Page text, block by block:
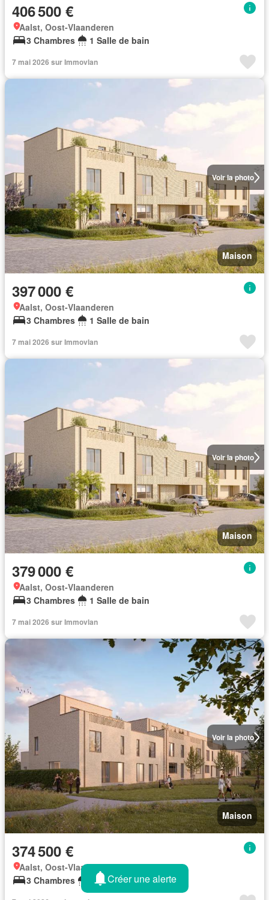
406 500 €
Aalst, Oost-Vlaanderen
3 Chambres
1 Salle de bain
7 mai 2026 sur Immovlan
Voir la photo
Maison
397 000 €
Aalst, Oost-Vlaanderen
3 Chambres
1 Salle de bain
7 mai 2026 sur Immovlan
Voir la photo
Maison
379 000 €
Aalst, Oost-Vlaanderen
3 Chambres
1 Salle de bain
7 mai 2026 sur Immovlan
Voir la photo
Maison
374 500 €
Aalst, Oost-Vlaanderen
3 Chambres
1 Salle de bain
Créer une alerte